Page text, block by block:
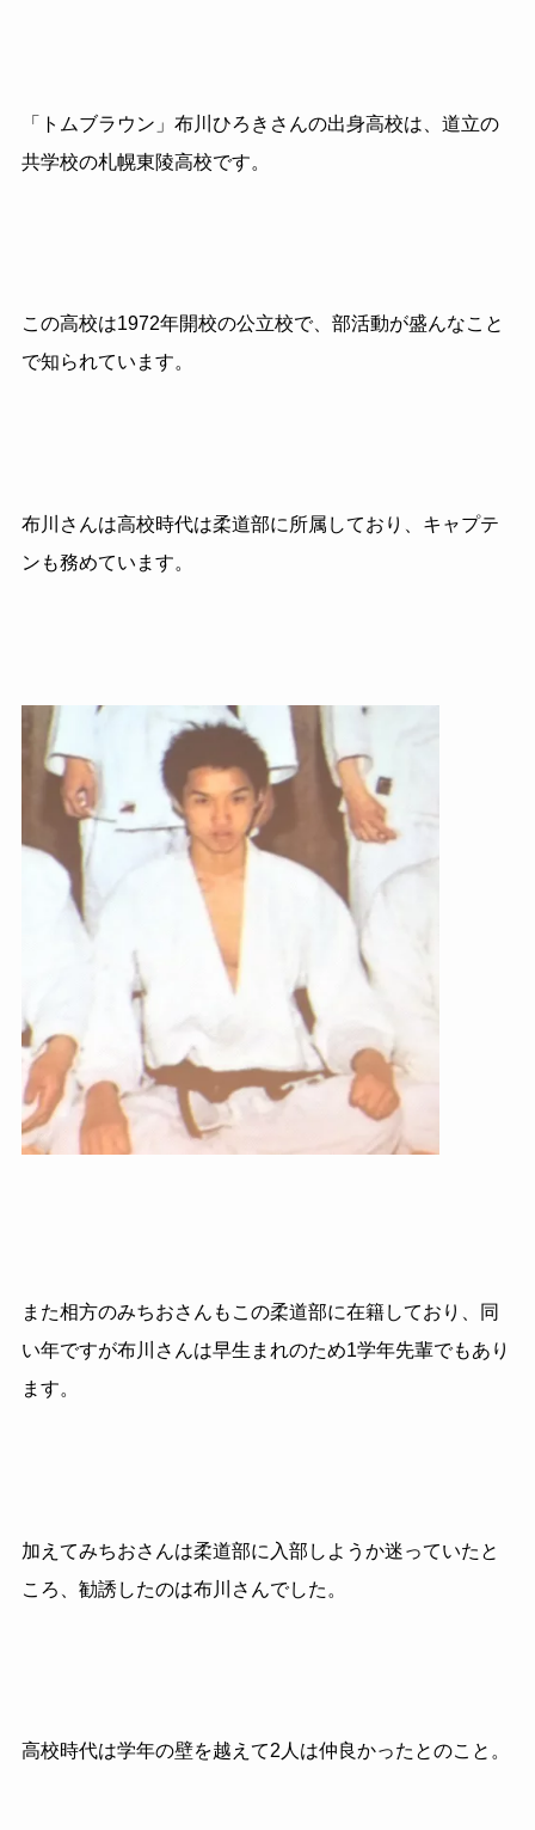
「トムブラウン」布川ひろきさんの出身高校は、道立の
共学校の札幌東陵高校です。
この高校は1972年開校の公立校で、部活動が盛んなこと
で知られています。
布川さんは高校時代は柔道部に所属しており、キャプテ
ンも務めています。
また相方のみちおさんもこの柔道部に在籍しており、同
い年ですが布川さんは早生まれのため1学年先輩でもあり
ます。
加えてみちおさんは柔道部に入部しようか迷っていたと
ころ、勧誘したのは布川さんでした。
高校時代は学年の壁を越えて2 人は仲良かったとのこと。